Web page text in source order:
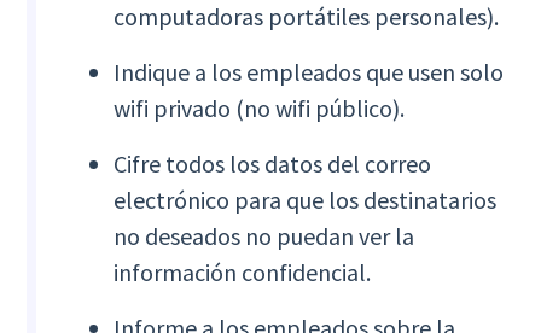
computadoras portátiles personales).
Indique a los empleados que usen solo
wifi privado (no wifi público).
Cifre todos los datos del correo
electrónico para que los destinatarios
no deseados no puedan ver la
información confidencial.